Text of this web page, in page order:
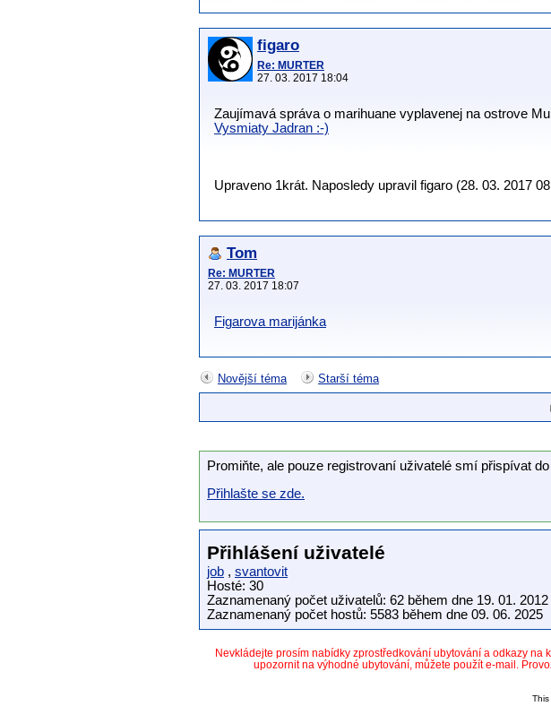
figaro
Re: MURTER
27. 03. 2017 18:04
Zaujímavá správa o marihuane vyplavenej na ostrove
Vysmiaty Jadran :-)
Upraveno 1krát. Naposledy upravil figaro (28. 03. 2017
Tom
Re: MURTER
27. 03. 2017 18:07
Figarova marijánka
Novější téma Starší téma
Promiňte, ale pouze registrovaní uživatelé smí přispívat
Přihlašte se zde.
Přihlášení uživatelé
job , svantovit
Hosté: 30
Zaznamenaný počet uživatelů: 62 během dne 19. 01. 2012
Zaznamenaný počet hostů: 5583 během dne 09. 06. 2025
Nevkládejte prosím nabídky zprostředkování ubytování a odkazy na
upozornit na výhodné ubytování, můžete použít e-mail.
This